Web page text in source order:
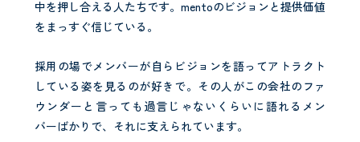
中を押し合える人たちです。mentoのビジョンと提供価値
をまっすぐ信じている。
採用の場でメンバーが自らビジョンを語ってアトラクト
している姿を見るのが好きで。その人がこの会社のファ
ウンダーと言っても過言じゃないくらいに語れるメン
バーばかりで、それに支えられています。